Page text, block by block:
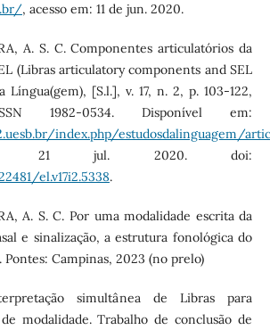
, acesso em: 11 de jun. 2020.
A. S. C. Componentes articulatórios da
(Libras articulatory components and SEL
Língua(gem), [S.l.], v. 17, n. 2, p. 103-122,
1982-0534. Disponível em:
index.php/estudosdalinguagem/
21 jul. 2020. doi:
el.v17i2.5338.
A. S. C. Por uma modalidade escrita da
e sinalização, a estrutura fonológica do
Pontes: Campinas, 2023 (no prelo)
simultânea de Libras para
modalidade. Trabalho de conclusão de